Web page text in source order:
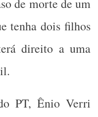
de morte de um
tenha dois filhos
direito a uma
PT, Ênio Verri